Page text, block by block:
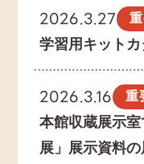
2026.3.27
学習用キット
2026.3.16 重
本館収蔵展示
展」展示資料